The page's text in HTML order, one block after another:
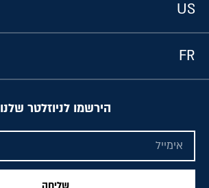
US
FR
הירשמו לניוזלטר שלנו
שליחה